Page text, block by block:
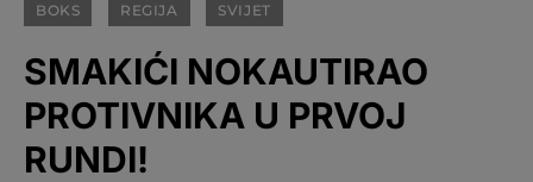
BOKS REGIJA SVIJET
SMAKIĆI NOKAUTIRAO
PROTIVNIKA U PRVOJ
RUNDI!